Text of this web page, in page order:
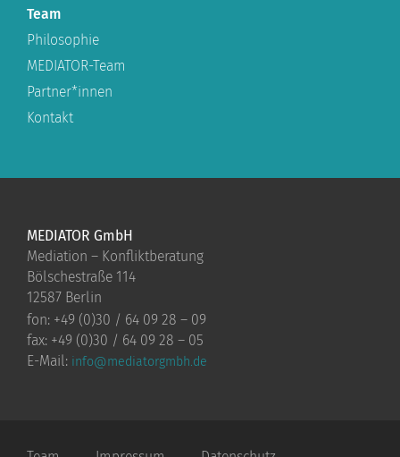
Team
Philosophie
MEDIATOR-Team
Partner*innen
Kontakt
MEDIATOR GmbH
Mediation – Konfliktberatung
Bölschestraße 114
12587 Berlin
fon: +49 (0)30 / 64 09 28 – 09
fax: +49 (0)30 / 64 09 28 – 05
E-Mail: info@mediatorgmbh.de